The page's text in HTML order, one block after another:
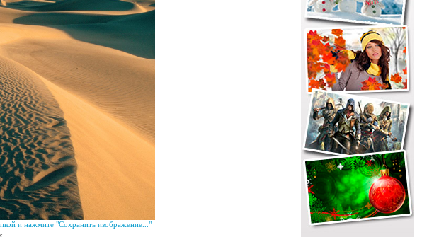
и нажмите "Сохранить изображение..."